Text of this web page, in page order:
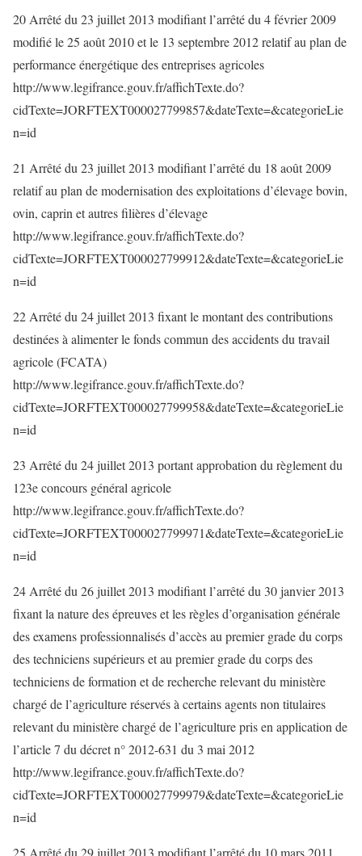
20 Arrêté du 23 juillet 2013 modifiant l’arrêté du 4 février 2009
modifié le 25 août 2010 et le 13 septembre 2012 relatif au plan de
performance énergétique des entreprises agricoles
http://www.legifrance.gouv.fr/affichTexte.do?
cidTexte=JORFTEXT000027799857&dateTexte=&categorieLie
n=id
21 Arrêté du 23 juillet 2013 modifiant l’arrêté du 18 août 2009
relatif au plan de modernisation des exploitations d’élevage bovin,
ovin, caprin et autres filières d’élevage
http://www.legifrance.gouv.fr/affichTexte.do?
cidTexte=JORFTEXT000027799912&dateTexte=&categorieLie
n=id
22 Arrêté du 24 juillet 2013 fixant le montant des contributions
destinées à alimenter le fonds commun des accidents du travail
agricole (FCATA)
http://www.legifrance.gouv.fr/affichTexte.do?
cidTexte=JORFTEXT000027799958&dateTexte=&categorieLie
n=id
23 Arrêté du 24 juillet 2013 portant approbation du règlement du
123e concours général agricole
http://www.legifrance.gouv.fr/affichTexte.do?
cidTexte=JORFTEXT000027799971&dateTexte=&categorieLie
n=id
24 Arrêté du 26 juillet 2013 modifiant l’arrêté du 30 janvier 2013
fixant la nature des épreuves et les règles d’organisation générale
des examens professionnalisés d’accès au premier grade du corps
des techniciens supérieurs et au premier grade du corps des
techniciens de formation et de recherche relevant du ministère
chargé de l’agriculture réservés à certains agents non titulaires
relevant du ministère chargé de l’agriculture pris en application de
l’article 7 du décret n° 2012-631 du 3 mai 2012
http://www.legifrance.gouv.fr/affichTexte.do?
cidTexte=JORFTEXT000027799979&dateTexte=&categorieLie
n=id
25 Arrêté du 29 juillet 2013 modifiant l’arrêté du 10 mars 2011